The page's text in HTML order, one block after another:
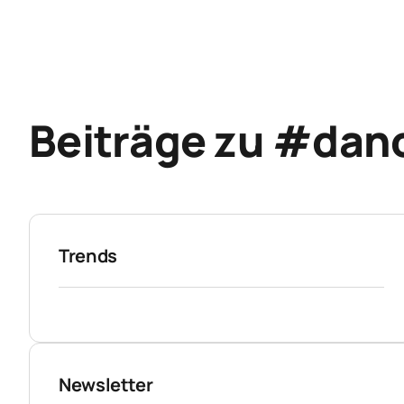
Beiträge zu
Trends
Newsletter